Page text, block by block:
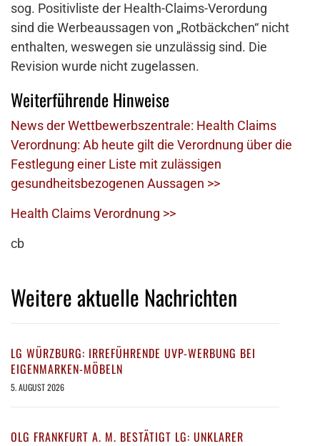
sog. Positivliste der Health-Claims-Verordung
sind die Werbeaussagen von „Rotbäckchen“ nicht
enthalten, weswegen sie unzulässig sind. Die
Revision wurde nicht zugelassen.
Weiterführende Hinweise
News der Wettbewerbszentrale: Health Claims
Verordnung: Ab heute gilt die Verordnung über die
Festlegung einer Liste mit zulässigen
gesundheitsbezogenen Aussagen >>
Health Claims Verordnung >>
cb
Weitere aktuelle Nachrichten
LG WÜRZBURG: IRREFÜHRENDE UVP-WERBUNG BEI
EIGENMARKEN-MÖBELN
5. AUGUST 2026
OLG FRANKFURT A. M. BESTÄTIGT LG: UNKLARER